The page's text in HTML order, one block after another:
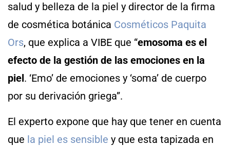
salud y belleza de la piel y director de la firma
de cosmética botánica Cosméticos Paquita
Ors, que explica a VIBE que “emosoma es el
efecto de la gestión de las emociones en la
piel. ‘Emo’ de emociones y ‘soma’ de cuerpo
por su derivación griega”.
El experto expone que hay que tener en cuenta
que la piel es sensible y que esta tapizada en